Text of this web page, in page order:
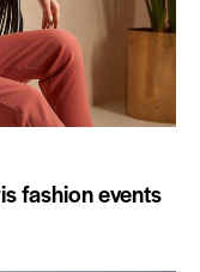
fashion events